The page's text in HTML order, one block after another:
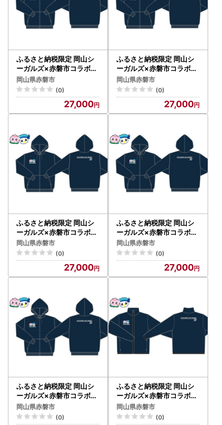
ふるさと納税限定 岡山シ
ーガルズ×赤磐市コラボパ
ーカー ファッション 洋服
ネイビー Sサイズ
岡山県赤磐市
(0)
27,000
ふるさと納税限定 岡山シ
ーガルズ×赤磐市コラボパ
ーカー ファッション 洋服
ネイビー Mサイズ
岡山県赤磐市
(0)
27,000
ふるさと納税限定 岡山シ
ーガルズ×赤磐市コラボパ
ーカー ファッション 洋服
ネイビー Lサイズ
岡山県赤磐市
(0)
27,000
ふるさと納税限定 岡山シ
ーガルズ×赤磐市コラボパ
ーカー ファッション 洋服
ネイビー LLサイズ
岡山県赤磐市
(0)
27,000
ふるさと納税限定 岡山シ
ーガルズ×赤磐市コラボパ
ーカー ファッション 洋服
ネイビー 3Lサイズ
岡山県赤磐市
(0)
ふるさと納税限定 岡山シ
ーガルズ×赤磐市コラボジ
ップジャケット ファッシ
ョン 洋服 ネイビー Sサイ
岡山県赤磐市
(0)